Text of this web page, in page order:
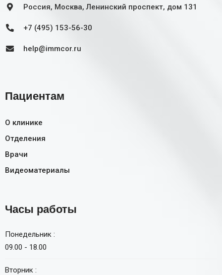
Россия, Москва, Ленинский проспект, дом 131
+7 (495) 153-56-30
help@immcor.ru
Пациентам
О клинике
Отделения
Врачи
Видеоматериалы
Часы работы
Понедельник :
09.00 - 18.00
Вторник :